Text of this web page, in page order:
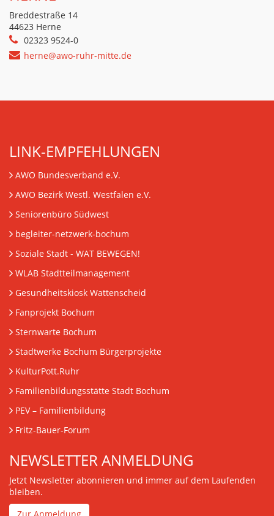
Breddestraße 14
44623 Herne
02323 9524-0
herne@awo-ruhr-mitte.de
LINK-EMPFEHLUNGEN
AWO Bundesverband e.V.
AWO Bezirk Westl. Westfalen e.V.
Seniorenbüro Südwest
begleiter-netzwerk-bochum
Soziale Stadt - WAT BEWEGEN!
WLAB Stadtteilmanagement
Gesundheitskiosk Wattenscheid
Fanprojekt Bochum
Sternwarte Bochum
Stadtwerke Bochum Bürgerprojekte
KulturPott.Ruhr
Familienbildungsstätte Stadt Bochum
PEV– Familienbildung
Fritz-Bauer-Forum
NEWSLETTER ANMELDUNG
Jetzt Newsletter abonnieren und immer auf dem Laufenden
bleiben.